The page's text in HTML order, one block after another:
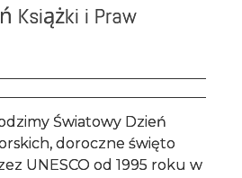
Książki i Praw
Światowy Dzień
doroczne święto
UNESCO od 1995 roku w